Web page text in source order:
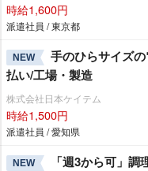
時給1,600円
派遣社員 / 東京都
NEW
手のひらサイズ
払い/工場・製造
株式会社日本ケイテム
時給1,500円
派遣社員 / 愛知県
NEW
「週3から可」